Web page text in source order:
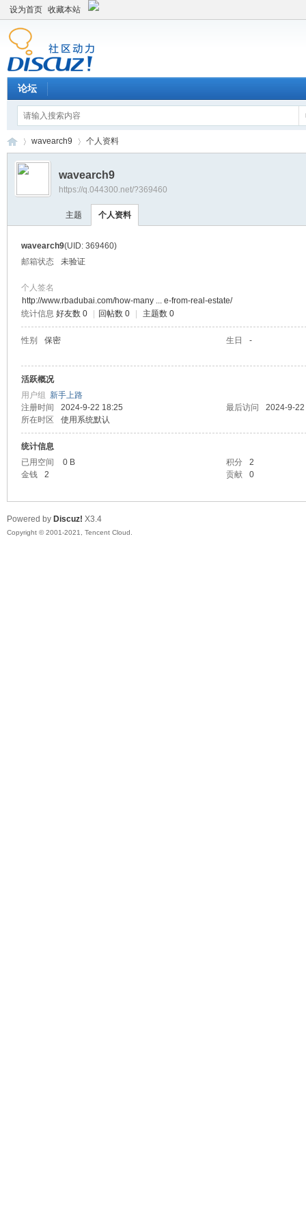
设为首页 收藏本站
论坛
›
wavearch9 个人资料
wavearch9
https://q.044300.net/?369460
主题 个人资料
wavearch9(UID: 369460)
邮箱状态
未验证
个人签名
http://www.rbadubai.com/how-many ... e-from-real-estate/
统计信息 好友数 0 回帖数 0 主题数 0
性别 保密 生日 -
活跃概况
用户组 新手上路
注册时间
2024-9-22 18:25 最后访问
2024-9-
所在时区
使用系统默认
统计信息
已用空间
0 B 积分
2
金钱
2 贡献 0
Powered by Discuz! X3.4
Copyright © 2001-2021, Tencent Cloud.